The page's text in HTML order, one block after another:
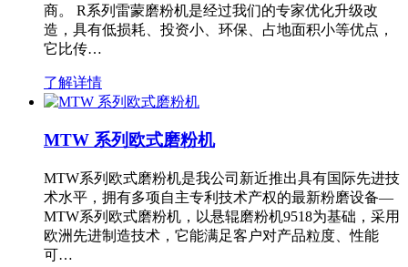
商。 R系列雷蒙磨粉机是经过我们的专家优化升级改
造，具有低损耗、投资小、环保、占地面积小等优点，
它比传…
了解详情
MTW 系列欧式磨粉机
MTW系列欧式磨粉机是我公司新近推出具有国际先进技
术水平，拥有多项自主专利技术产权的最新粉磨设备—
MTW系列欧式磨粉机，以悬辊磨粉机9518为基础，采用
欧洲先进制造技术，它能满足客户对产品粒度、性能
可…